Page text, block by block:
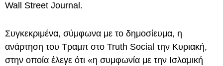
Wall Street Journal.
Συγκεκριμένα, σύμφωνα με το δημοσίευμα, η
ανάρτηση του Τραμπ στο Truth Social την Κυριακή,
στην οποία έλεγε ότι «η συμφωνία με την Ισλαμική